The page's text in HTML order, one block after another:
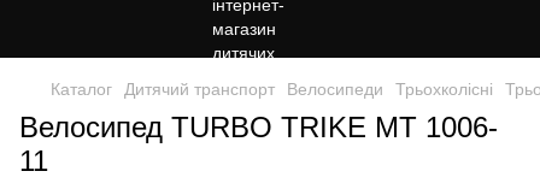
Каталог Дитячий транспорт Велосипеди Трьохколісні
Велосипед TURBO TRIKE MT 1006-
11